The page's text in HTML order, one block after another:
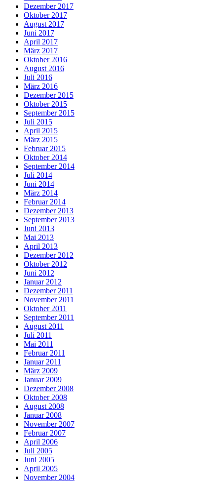
Dezember 2017
Oktober 2017
August 2017
Juni 2017
April 2017
März 2017
Oktober 2016
August 2016
Juli 2016
März 2016
Dezember 2015
Oktober 2015
September 2015
Juli 2015
April 2015
März 2015
Februar 2015
Oktober 2014
September 2014
Juli 2014
Juni 2014
März 2014
Februar 2014
Dezember 2013
September 2013
Juni 2013
Mai 2013
April 2013
Dezember 2012
Oktober 2012
Juni 2012
Januar 2012
Dezember 2011
November 2011
Oktober 2011
September 2011
August 2011
Juli 2011
Mai 2011
Februar 2011
Januar 2011
März 2009
Januar 2009
Dezember 2008
Oktober 2008
August 2008
Januar 2008
November 2007
Februar 2007
April 2006
Juli 2005
Juni 2005
April 2005
November 2004